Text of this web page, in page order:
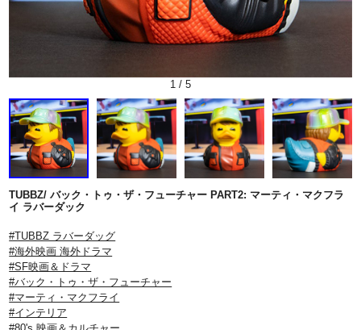
1 / 5
TUBBZ/ バック・トゥ・ザ・フューチャー PART2: マーティ・マクフラ
イ ラバーダック
#TUBBZ ラバーダッグ
#海外映画 海外ドラマ
#SF映画＆ドラマ
#バック・トゥ・ザ・フューチャー
#マーティ・マクフライ
#インテリア